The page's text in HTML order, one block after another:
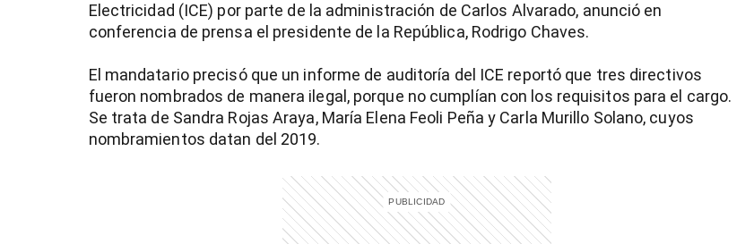
Electricidad (ICE) por parte de la administración de Carlos Alvarado, anunció en
conferencia de prensa el presidente de la República, Rodrigo Chaves.
El mandatario precisó que un informe de auditoría del ICE reportó que tres directivos
fueron nombrados de manera ilegal, porque no cumplían con los requisitos para el cargo.
Se trata de Sandra Rojas Araya, María Elena Feoli Peña y Carla Murillo Solano, cuyos
nombramientos datan del 2019.